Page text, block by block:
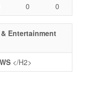
0 0
Entertainment
</H2>